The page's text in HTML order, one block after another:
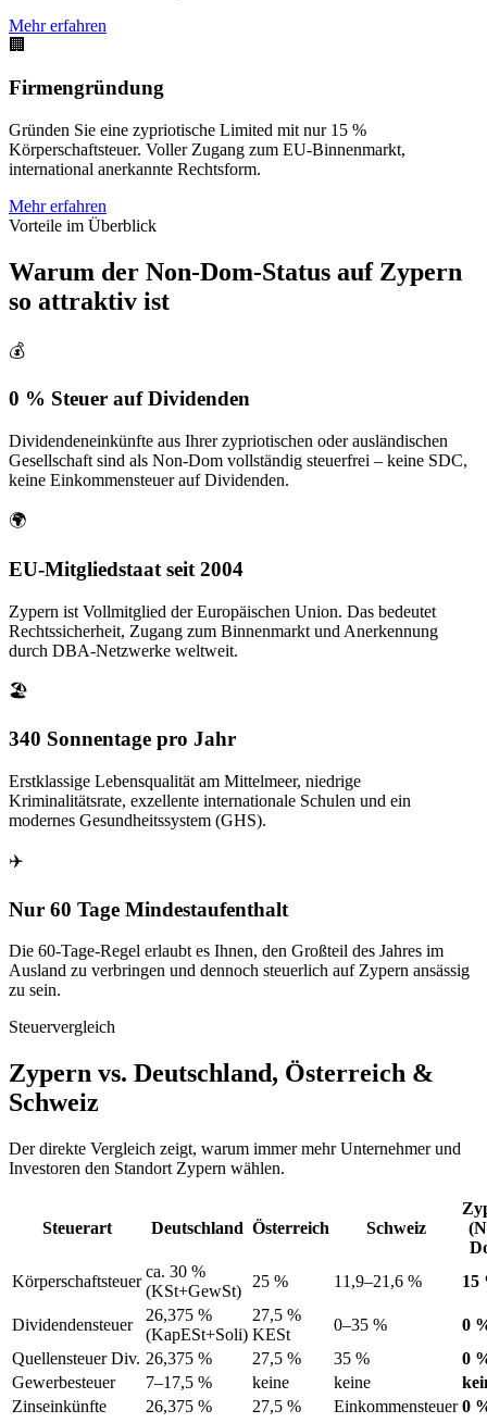
Mehr erfahren
🏢
Firmengründung
Gründen Sie eine zypriotische Limited mit nur 15 %
Körperschaftsteuer. Voller Zugang zum EU-Binnenmarkt,
international anerkannte Rechtsform.
Mehr erfahren
Vorteile im Überblick
Warum der Non-Dom-Status auf Zypern
so attraktiv ist
💰
0 % Steuer auf Dividenden
Dividendeneinkünfte aus Ihrer zypriotischen oder ausländischen
Gesellschaft sind als Non-Dom vollständig steuerfrei – keine SDC,
keine Einkommensteuer auf Dividenden.
🌍
EU-Mitgliedstaat seit 2004
Zypern ist Vollmitglied der Europäischen Union. Das bedeutet
Rechtssicherheit, Zugang zum Binnenmarkt und Anerkennung
durch DBA-Netzwerke weltweit.
🏖️
340 Sonnentage pro Jahr
Erstklassige Lebensqualität am Mittelmeer, niedrige
Kriminalitätsrate, exzellente internationale Schulen und ein
modernes Gesundheitssystem (GHS).
✈️
Nur 60 Tage Mindestaufenthalt
Die 60-Tage-Regel erlaubt es Ihnen, den Großteil des Jahres im
Ausland zu verbringen und dennoch steuerlich auf Zypern ansässig
zu sein.
Steuervergleich
Zypern vs. Deutschland, Österreich &
Schweiz
Der direkte Vergleich zeigt, warum immer mehr Unternehmer und
Investoren den Standort Zypern wählen.
Steuerart Deutschland Österreich Schweiz
Körperschaftsteuer
ca. 30 %
(KSt+GewSt)
25 % 11,9–21,6 % 15
Dividendensteuer
26,375 %
(KapESt+Soli)
27,5 %
KESt
0–35 %
0
Quellensteuer Div. 26,375 % 27,5 % 35 %
0
Gewerbesteuer
7–17,5 % keine keine
Zinseinkünfte
26,375 % 27,5 % Einkommensteuer 0